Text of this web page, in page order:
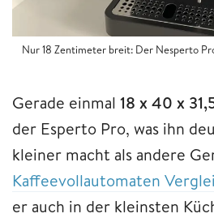
Nur 18 Zentimeter breit: Der Nesperto
Gerade einmal 18 x 40 x
der Esperto Pro, was ihn
kleiner macht als andere
Kaffeevollautomaten
er auch in der kleinsten